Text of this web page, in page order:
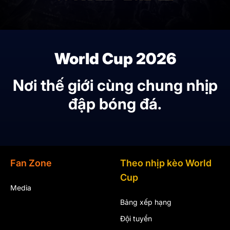
World Cup 2026
Nơi thế giới cùng chung nhịp
đập bóng đá.
Fan Zone
Media
Theo nhịp kèo World
Cup
Bảng xếp hạng
Đội tuyển